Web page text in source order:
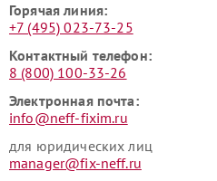
Горячая линия:
+7 (495) 023-73-25
Контактный телефон:
8 (800) 100-33-26
Электронная почта:
info@neff-fixim.ru
для юридических лиц
manager@fix-neff.ru